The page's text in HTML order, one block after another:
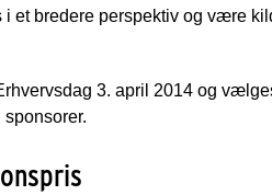
et bredere perspektiv og være
3. april 2014 og